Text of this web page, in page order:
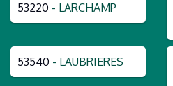
53220 - LARCHAMP
53540 - LAUBRIERES